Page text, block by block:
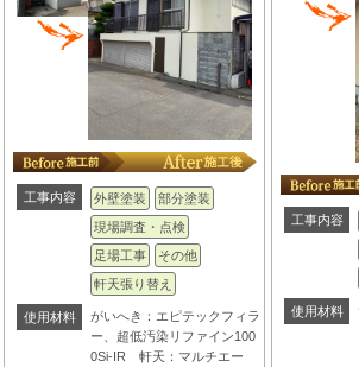
工事内容 外壁塗装
部分塗装
現場調査・点検
足場工事
その他
軒天張り替え
使用材料
がいへき：エピテックフィラ
ー、超低汚染リファイン100
0Si-IR 軒天：マルチエー
工事内容
使用材料